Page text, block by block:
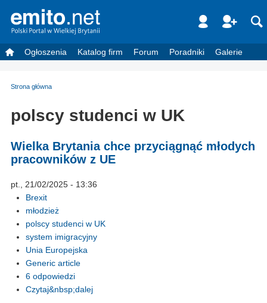
Ogłoszenia Katalog firm Forum Poradniki Galerie
Strona główna
polscy studenci w UK
Wielka Brytania chce przyciągnąć młodych
pracowników z UE
pt., 21/02/2025 - 13:36
Brexit
młodzież
polscy studenci w UK
system imigracyjny
Unia Europejska
Generic article
6 odpowiedzi
Czytaj&nbsp;dalej